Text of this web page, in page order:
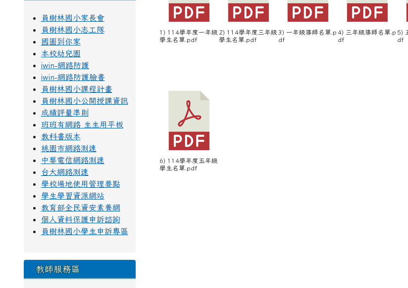
員樹林國小家長會
員樹林國小志工隊
國圖到你家
本校幼兒園
iwin-網路防護
iwin-網路防護臉書
員樹林國小課程計畫
員樹林國小公開授課資訊
成績評量準則
班班有網路 生生用平板
教科書版本
桃園市網路測速
中華電信網路測速
台大網路測速
學校場地使用管理要點
學生學習資源網站
教育部全民資安素養網
個人資料保護申訴諮詢
員樹林國小學生申訴專區
教師服務區
1) 114學年度一年級
學生名單.pdf
2) 114學年度三年級
學生名單.pdf
3) 一年級導師名單.p
df
4) 三年級導師名單.p
df
5)
df
6) 114學年度五年級
學生名單.pdf